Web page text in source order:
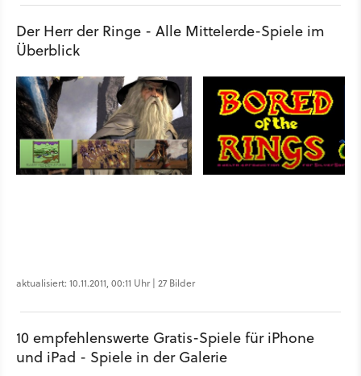
Der Herr der Ringe - Alle Mittelerde-Spiele im
Überblick
aktualisiert: 10.11.2011, 00:11 Uhr | 27 Bilder
10 empfehlenswerte Gratis-Spiele für iPhone
und iPad - Spiele in der Galerie